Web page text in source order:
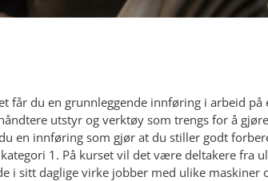
får du en grunnleggende innføring i arbeid på
utstyr og verktøy som trengs for å
en innføring som gjør at du stiller godt
1. På kurset vil det være deltakere fra
i sitt daglige virke jobber med ulike maskiner